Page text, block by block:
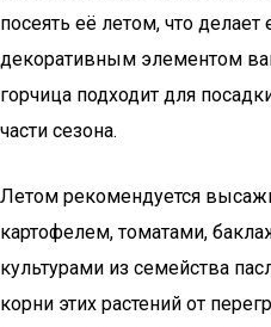
посеять её летом, что
декоративным элементом
горчица подходит для
части сезона.
Летом рекомендуется
картофелем, томатами,
культурами из семейства
корни этих растений от